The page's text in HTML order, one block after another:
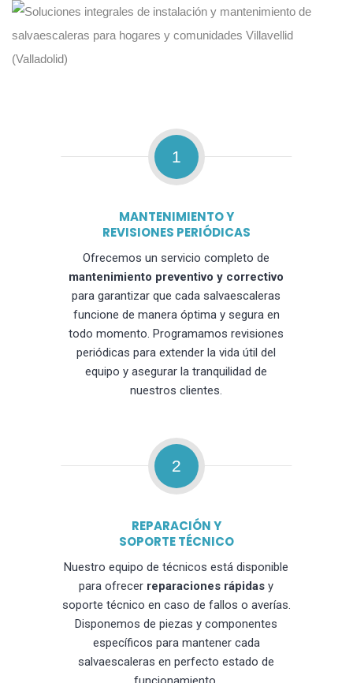
1
MANTENIMIENTO Y
REVISIONES PERIÓDICAS
Ofrecemos un servicio completo de
mantenimiento preventivo y correctivo
para garantizar que cada salvaescaleras
funcione de manera óptima y segura en
todo momento. Programamos revisiones
periódicas para extender la vida útil del
equipo y asegurar la tranquilidad de
nuestros clientes.
2
REPARACIÓN Y
SOPORTE TÉCNICO
Nuestro equipo de técnicos está disponible
para ofrecer reparaciones rápidas y
soporte técnico en caso de fallos o averías.
Disponemos de piezas y componentes
específicos para mantener cada
salvaescaleras en perfecto estado de